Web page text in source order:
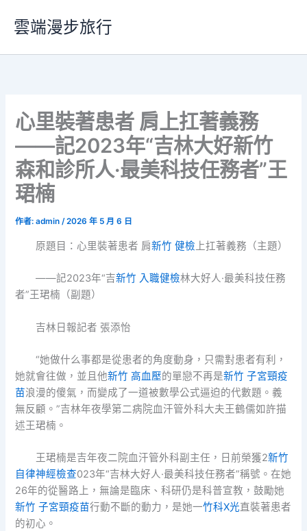
要
雲端漫步旅行
心里裝著患者 肩上扛著義務
——記2023年“吉林大好新竹
森和診所人·最美科技任務者”王
珺楠
作者:admin/2026 年 5 月 6 日
原題目：心里裝著患者 肩新竹 健檢 上扛著義務（主題）
——記2023年“吉新竹 入職健檢林大好人·最美科技任務
者”王珺楠（副題）
吉林日報記者 張添怡
“她做什么事都是從患者的角度動身，只需對患者有利，
她就會往做，並且他新竹 高血壓的單戀不再是新竹 子宮頸疫
苗浪漫的傻氣，而變成了一道被數學公式逼迫的代數題。義
無反顧。”吉林年夜學第二病院血汗管外科大夫王鶴儒如許描
述王珺楠。
王珺楠是吉年夜二院血汗管外科副主任，日前榮獲2新竹
自律神經檢查023年“吉林大好人·最美科技任務者”稱號。在她
26年的從醫路上，無論是臨床、科研仍是科普宣教，鼓勵她
新竹 子宮頸疫苗行動不斷的動力，是她一竹科X光直裝著患者
的初心。